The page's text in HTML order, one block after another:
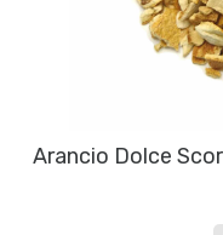
Arancio Dolce